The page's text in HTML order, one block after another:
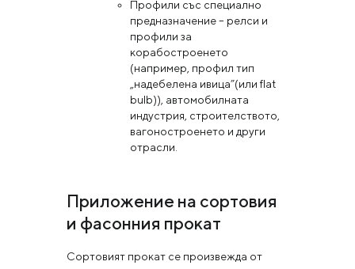
Профили със специално
предназначение – релси и
профили за
корабостроенето
(например, профил тип
„надебелена ивица”(или flat
bulb)), автомобилната
индустрия, строителството,
вагоностроенето и други
отрасли.
Приложение на сортовия
и фасонния прокат
Сортовият прокат се произвежда от